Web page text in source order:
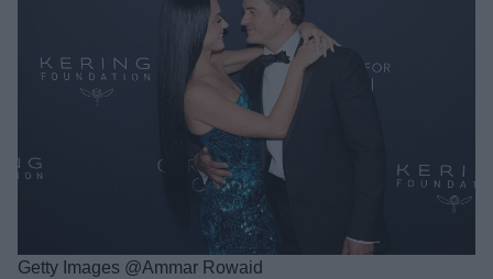
Getty Images @Ammar Rowaid